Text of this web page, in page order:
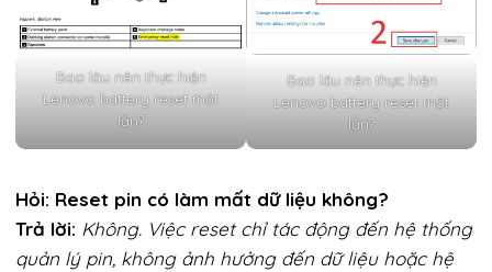
Bao lâu nên thực hiện
Lenovo battery reset một
lần?
Bao lâu nên thực hiện
Lenovo battery reset một
lần?
Hỏi: Reset pin có làm mất dữ liệu không?
Trả lời: Không. Việc reset chỉ tác động đến hệ thống
quản lý pin, không ảnh hưởng đến dữ liệu hoặc hệ